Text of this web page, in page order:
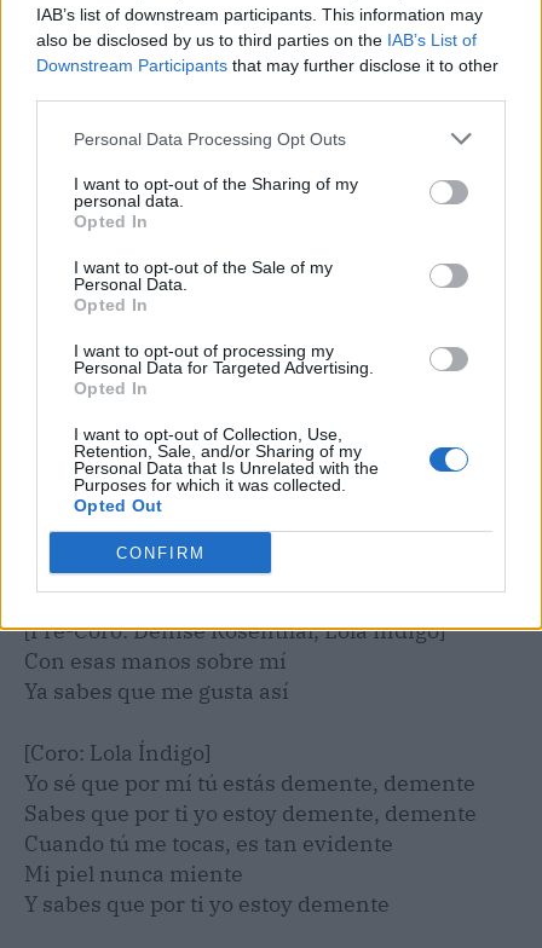
IAB’s list of downstream participants. This information may
also be disclosed by us to third parties on the IAB’s List of
Downstream Participants that may further disclose it to other
Personal Data Processing Opt Outs
I want to opt-out of the Sharing of my
personal data.
Opted In
I want to opt-out of the Sale of my
Personal Data.
Opted In
I want to opt-out of processing my
Personal Data for Targeted Advertising.
Opted In
I want to opt-out of Collection, Use,
Retention, Sale, and/or Sharing of my
Personal Data that Is Unrelated with the
Purposes for which it was collected.
Opted Out
CONFIRM
[Pre-Coro: Denise Rosenthal, Lola Índigo]
Con esas manos sobre mí
Ya sabes que me gusta así
[Coro: Lola Índigo]
Yo sé que por mí tú estás demente, demente
Sabes que por ti yo estoy demente, demente
Cuando tú me tocas, es tan evidente
Mi piel nunca miente
Y sabes que por ti yo estoy demente